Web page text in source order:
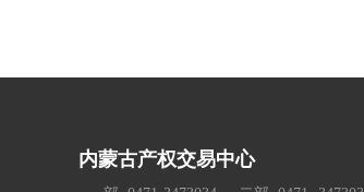
内蒙古产权交易中心